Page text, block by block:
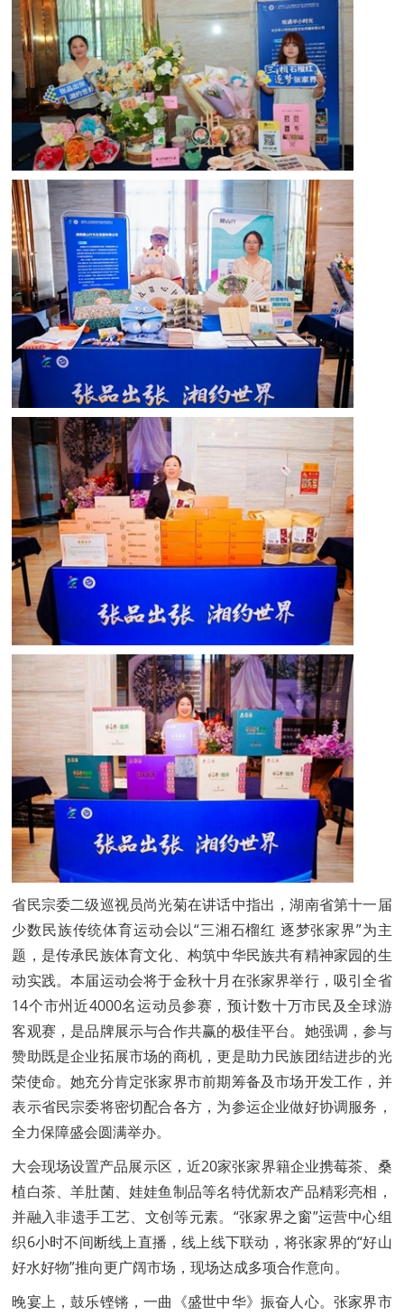
省民宗委二级巡视员尚光菊在讲话中指出，湖南省第十一届
少数民族传统体育运动会以“三湘石榴红 逐梦张家界”为主
题，是传承民族体育文化、构筑中华民族共有精神家园的生
动实践。本届运动会将于金秋十月在张家界举行，吸引全省
14个市州近4000名运动员参赛，预计数十万市民及全球游
客观赛，是品牌展示与合作共赢的极佳平台。她强调，参与
赞助既是企业拓展市场的商机，更是助力民族团结进步的光
荣使命。她充分肯定张家界市前期筹备及市场开发工作，并
表示省民宗委将密切配合各方，为参运企业做好协调服务，
全力保障盛会圆满举办。
大会现场设置产品展示区，近20家张家界籍企业携莓茶、桑
植白茶、羊肚菌、娃娃鱼制品等名特优新农产品精彩亮相，
并融入非遗手工艺、文创等元素。“张家界之窗”运营中心组
织6小时不间断线上直播，线上线下联动，将张家界的“好山
好水好物”推向更广阔市场，现场达成多项合作意向。
晚宴上，鼓乐铿锵，一曲《盛世中华》振奋人心。张家界市